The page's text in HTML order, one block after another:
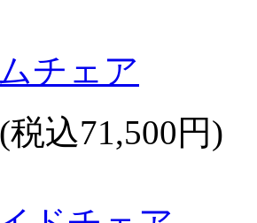
チェア
税込71,500円)